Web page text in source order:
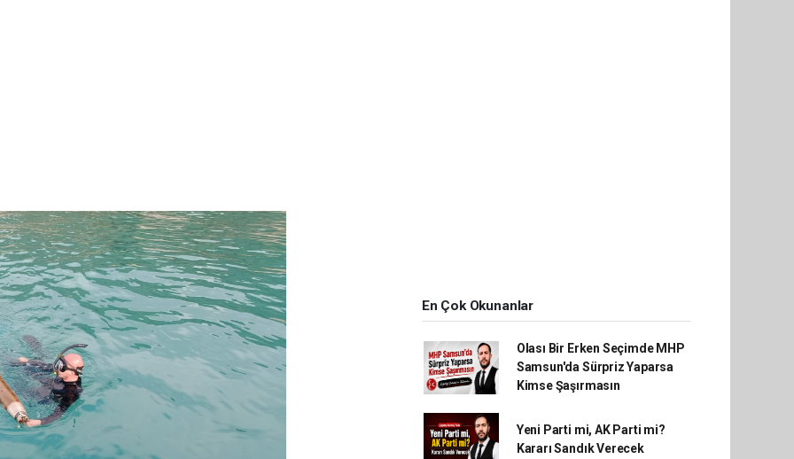
En Çok Okunanlar
Olası Bir Erken Seçimde MHP
Samsun'da Sürpriz Yaparsa
Kimse Şaşırmasın
Yeni Parti mi, AK Parti mi?
Kararı Sandık Verecek